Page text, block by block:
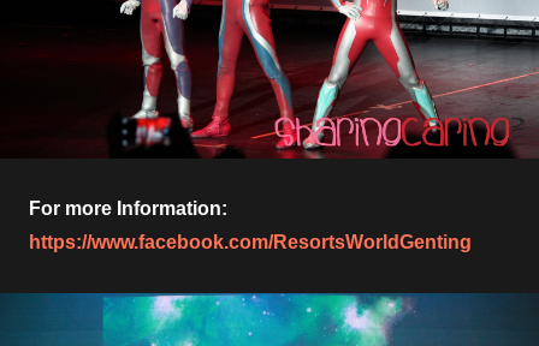
For more Information:
https://www.facebook.com/ResortsWorldGenting